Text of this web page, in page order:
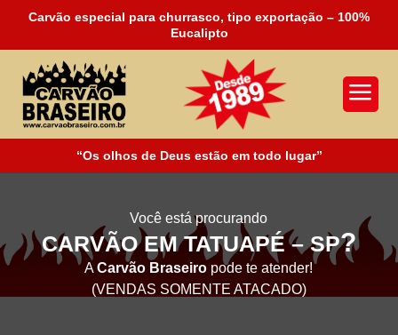
Carvão especial para churrasco, tipo exportação – 100%
Eucalipto
a
“Os olhos de Deus estão em todo lugar”
Você está procurando
CARVÃO EM TATUAPÉ – SP?
ACarvão Braseiro pode te atender!
(VENDAS SOMENTE ATACADO)